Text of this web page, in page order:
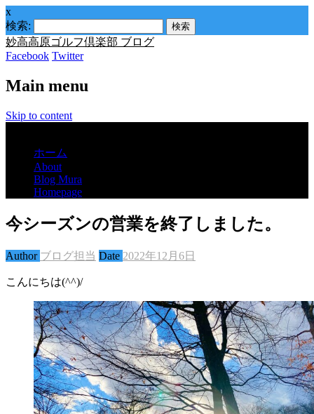
x
検索:
妙高高原ゴルフ倶楽部 ブログ
Facebook Twitter
Main menu
Skip to content
ホーム
About
Blog Mura
Homepage
今シーズンの営業を終了しました。
Author ブログ担当 Date 2022年12月6日
こんにちは(^^)/